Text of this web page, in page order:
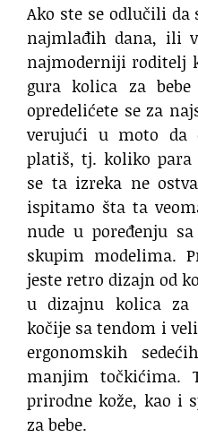
Ako ste se odlučili da
najmlađih dana, ili
najmoderniji roditelj
gura kolica za
opredelićete se za
verujući u moto da
platiš, tj. koliko para
se ta izreka ne
ispitamo šta ta
nude u poređenju
skupim modelima.
jeste retro dizajn od
u dizajnu kolica za
kočije sa tendom i
ergonomskih
manjim točkićima.
prirodne kože, kao i
za bebe.